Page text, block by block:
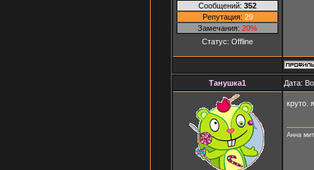
Сообщений: 352
Репутация: 29
Замечания: 20%
Статус: Offline
Танушка1 Дата:
круто.
Анна